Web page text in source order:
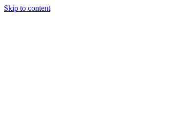
Skip to content